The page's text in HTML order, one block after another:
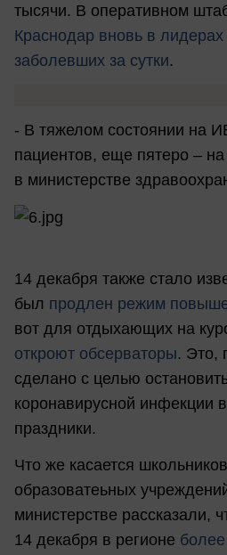
тысячи. В оперативном
Краснодар вновь в лидерах
заболевших за сутки.
- В тяжелом состоянии на
пациентов, еще пятеро –
в министерстве
14 декабря также стало
был продлен режим
вот для отдыхающих на
откроют обсерваторы. Это,
сделано с целью
коронавирусной инфекции
праздники.
Что же касается
образоватеьных
министерстве рассказали,
14 декабря в регионе